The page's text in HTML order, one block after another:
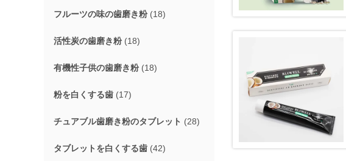
フルーツの味の歯磨き粉(18)
活性炭の歯磨き粉(18)
有機性子供の歯磨き粉(18)
粉を白くする歯 (17)
チュアブル歯磨き粉のタブレット (28)
タブレットを白くする歯 (42)